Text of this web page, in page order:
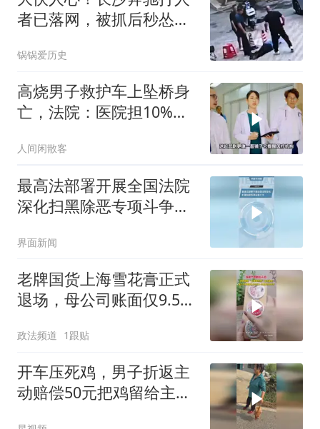
者已落网，被抓后秒怂，
锅锅爱历史
高烧男子救护车上坠桥身
亡，法院：医院担10%责
人间闲散客
最高法部署开展全国法院
深化扫黑除恶专项斗争工
界面新闻
老牌国货上海雪花膏正式
退场，母公司账面仅9.58
政法频道 1跟贴
开车压死鸡，男子折返主
动赔偿50元把鸡留给主